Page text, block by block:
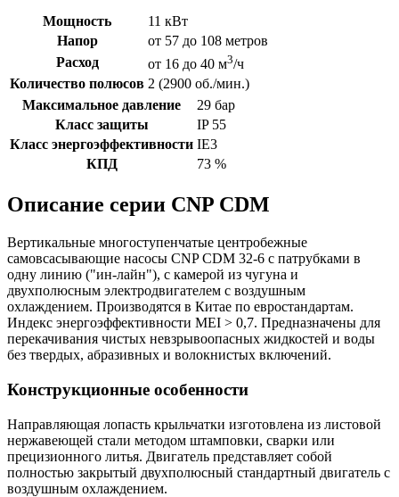
Мощность
11 кВт
Напор
от 57 до 108 метров
Расход
от 16 до 40 м3/ч
Количество полюсов 2 (2900 об./мин.)
Максимальное давление
29 бар
Класс защиты
IP 55
Класс энергоэффективности IE3
КПД
73 %
Описание серии CNP CDM
Вертикальные многоступенчатые центробежные
самовсасывающие насосы CNP CDM 32-6 с патрубками в
одну линию ("ин-лайн"), с камерой из чугуна и
двухполюсным электродвигателем с воздушным
охлаждением. Производятся в Китае по евростандартам.
Индекс энергоэффективности MEI > 0,7. Предназначены для
перекачивания чистых невзрывоопасных жидкостей и воды
без твердых, абразивных и волокнистых включений.
Конструкционные особенности
Направляющая лопасть крыльчатки изготовлена из листовой
нержавеющей стали методом штамповки, сварки или
прецизионного литья. Двигатель представляет собой
полностью закрытый двухполюсный стандартный двигатель с
воздушным охлаждением.